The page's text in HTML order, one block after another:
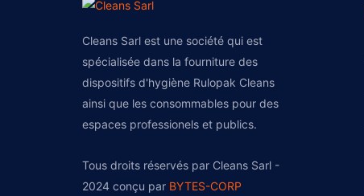
Cleans Sarl est une société qui est
spécialisée dans la fourniture des
dispositifs d'hygiène Rulopak Cleans
ainsi que les consommables pour des
espaces professionels et publics.
Tous droits réservés par Cleans Sarl -
2024 conçu par BYTES-CORP